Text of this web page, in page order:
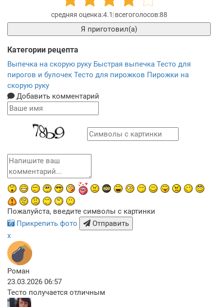
4.1 88
Я приготовил(а)
Категории рецепта
Выпечка на скорую руку Быстрая выпечка Тесто для
пирогов и булочек Тесто для пирожков Пирожки на
скорую руку
Добавить комментарий
Пожалуйста, введите символы с картинки
Прикрепить фото
Отправить
x
Роман
23.03.2026 06:57
Тесто получается отличным